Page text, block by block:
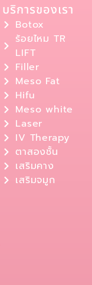
บริการของเรา
Botox
ร้อยไหม TR
LIFT
Filler
Meso Fat
Hifu
Meso white
Laser
IV Therapy
ตาสองชั้น
เสริมคาง
เสริมจมูก